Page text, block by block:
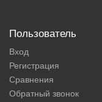
Пользователь
Вход
Регистрация
Сравнения
Обратный звонок